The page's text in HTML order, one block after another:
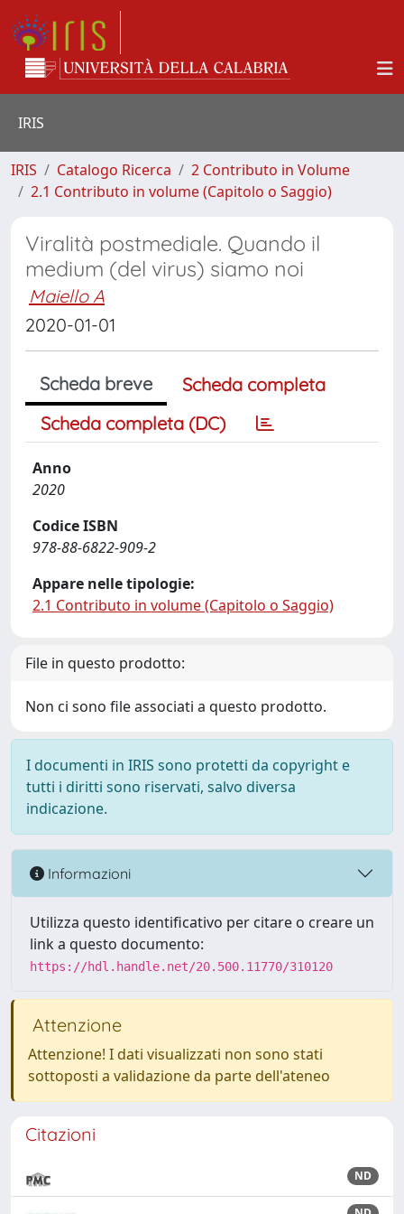
IRIS
IRIS Catalogo Ricerca
2 Contributo in Volume
2.1 Contributo in volume (Capitolo o Saggio)
Viralità postmediale. Quando il
medium (del virus) siamo noi
Maiello A
2020-01-01
Scheda breve
Scheda completa
Scheda completa (DC)
Anno
2020
Codice ISBN
978-88-6822-909-2
Appare nelle tipologie:
2.1 Contributo in volume (Capitolo o Saggio)
File in questo prodotto:
Non ci sono file associati a questo prodotto.
I documenti in IRIS sono protetti da copyright e
tutti i diritti sono riservati, salvo diversa
indicazione.
Informazioni
Utilizza questo identificativo per citare o creare un
link a questo documento:
https://hdl.handle.net/20.500.11770/310120
Attenzione
Attenzione! I dati visualizzati non sono stati
sottoposti a validazione da parte dell'ateneo
Citazioni
ND